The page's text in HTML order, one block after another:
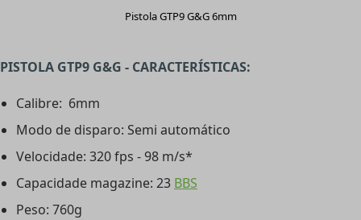
Pistola GTP9 G&G 6mm
PISTOLA GTP9 G&G - CARACTERÍSTICAS:
Calibre: 6mm
Modo de disparo: Semi automático
Velocidade: 320 fps - 98 m/s*
Capacidade magazine: 23 BBS
Peso: 760g